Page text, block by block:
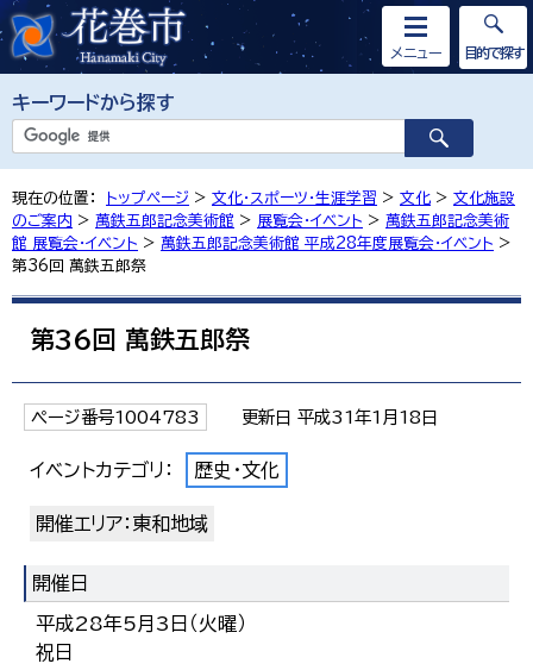
キーワードから探す
メニュー 目的で探す
現在の位置： トップページ > 文化・スポーツ・生涯学習 > 文化 > 文化施設
のご案内 > 萬鉄五郎記念美術館 > 展覧会・イベント > 萬鉄五郎記念美術
館 展覧会・イベント > 萬鉄五郎記念美術館 平成28年度展覧会・イベント >
第36回 萬鉄五郎祭
第36回 萬鉄五郎祭
ページ番号1004783 更新日 平成31年1月18日
イベントカテゴリ： 歴史・文化
開催エリア：東和地域
開催日
平成28年5月3日（火曜）
祝日